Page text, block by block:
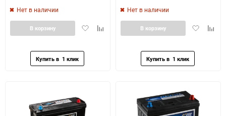
Нет в наличии
ДобавитьДобавить
В корзину
Нет в наличии
Добавить
В корзину